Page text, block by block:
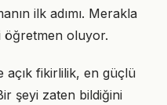
ilk adımı. Merakla
öğretmen oluyor.
açık fikirlilik, en güçlü
şeyi zaten bildiğini